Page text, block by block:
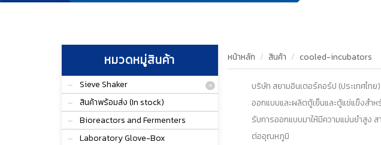
หมวดหมู่สินค้า
Sieve Shaker
สินค้าพร้อมส่ง (In stock)
Bioreactors and Fermenters
Laboratory Glove-Box
หน้าหลัก สินค้า cooled-incubators
บริษัท สยามอินเตอร์คอร์ป (ประเทศไ
ออกแบบและผลิตตู้เย็นและตู้แช่แข็งสำ
รับการออกแบบมาให้มีความแม่นยำสูง
ต่ออุณหภูมิ